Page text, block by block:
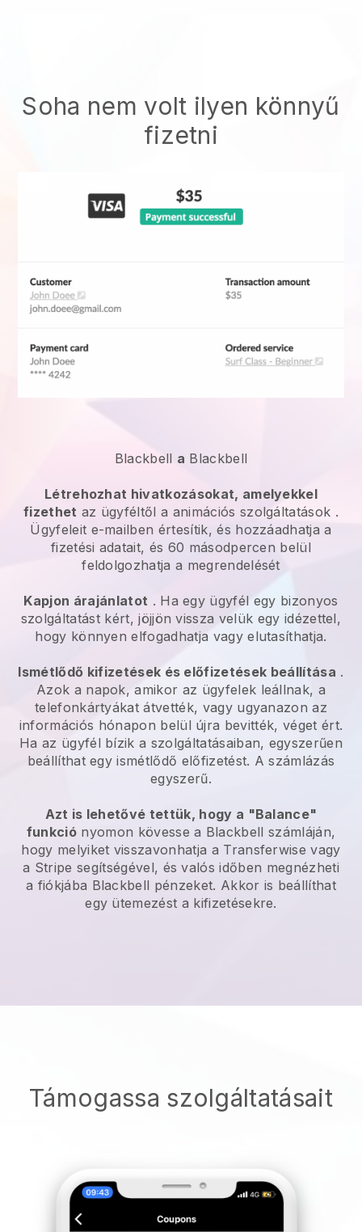
Soha nem volt ilyen könnyű
fizetni
Blackbell a Blackbell
Létrehozhat hivatkozásokat, amelyekkel
fizethet az ügyféltől a animációs szolgáltatások .
Ügyfeleit e-mailben értesítik, és hozzáadhatja a
fizetési adatait, és 60 másodpercen belül
feldolgozhatja a megrendelését
Kapjon árajánlatot . Ha egy ügyfél egy bizonyos
szolgáltatást kért, jöjjön vissza velük egy idézettel,
hogy könnyen elfogadhatja vagy elutasíthatja.
Ismétlődő kifizetések és előfizetések beállítása .
Azok a napok, amikor az ügyfelek leállnak, a
telefonkártyákat átvették, vagy ugyanazon az
információs hónapon belül újra bevitték, véget ért.
Ha az ügyfél bízik a szolgáltatásaiban, egyszerűen
beállíthat egy ismétlődő előfizetést. A számlázás
egyszerű.
Azt is lehetővé tettük, hogy a "Balance"
funkció nyomon kövesse a Blackbell számláján,
hogy melyiket visszavonhatja a Transferwise vagy
a Stripe segítségével, és valós időben megnézheti
a fiókjába Blackbell pénzeket. Akkor is beállíthat
egy ütemezést a kifizetésekre.
Támogassa szolgáltatásait